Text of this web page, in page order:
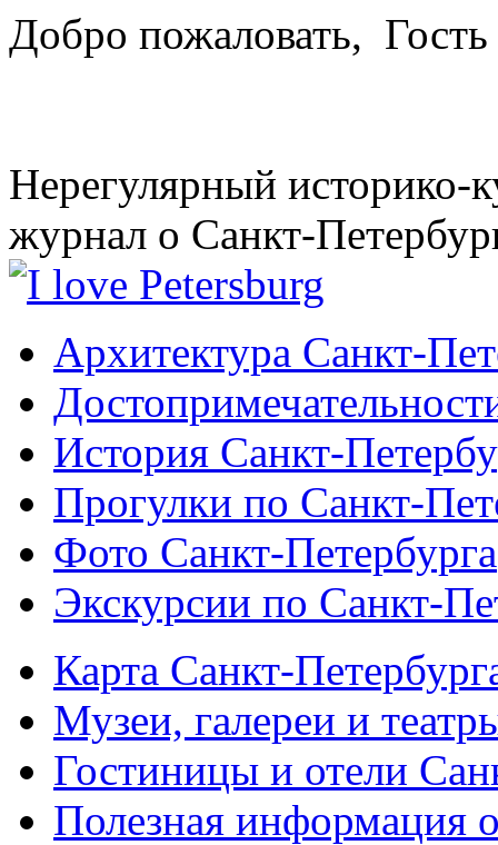
Добро пожаловать, Гость
Нерегулярный историко-
журнал о Санкт-
Архитектура Санкт-
История Санкт-
Прогулки по Санкт-
Фото Санкт-Петербурга
Экскурсии по Санкт-
Карта Санкт-
Музеи, галереи и
Гостиницы и отели
Полезная информация